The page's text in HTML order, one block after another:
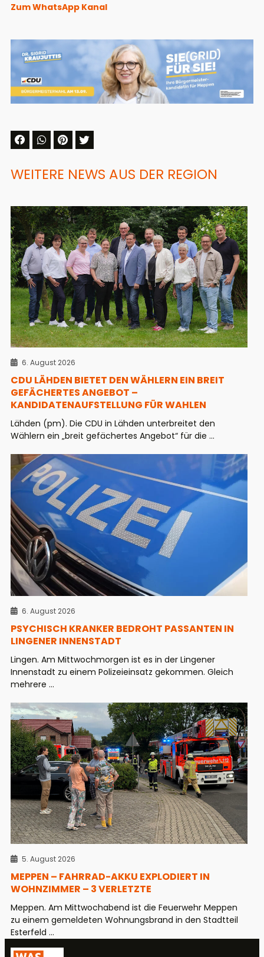
Zum WhatsApp Kanal
WEITERE NEWS AUS DER REGION
6. August 2026
CDU LÄHDEN BIETET DEN WÄHLERN EIN BREIT
GEFÄCHERTES ANGEBOT –
KANDIDATENAUFSTELLUNG FÜR WAHLEN
Lähden (pm). Die CDU in Lähden unterbreitet den
Wählern ein „breit gefächertes Angebot“ für die ...
6. August 2026
PSYCHISCH KRANKER BEDROHT PASSANTEN IN
LINGENER INNENSTADT
Lingen. Am Mittwochmorgen ist es in der Lingener
Innenstadt zu einem Polizeieinsatz gekommen. Gleich
mehrere ...
5. August 2026
MEPPEN – FAHRRAD-AKKU EXPLODIERT IN
WOHNZIMMER – 3 VERLETZTE
Meppen. Am Mittwochabend ist die Feuerwehr Meppen
zu einem gemeldeten Wohnungsbrand in den Stadtteil
Esterfeld ...